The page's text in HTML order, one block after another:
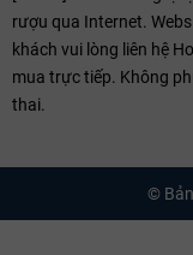
rượu qua Internet.
khách vui lòng liên hệ
mua trực tiếp. Không
thai.
©